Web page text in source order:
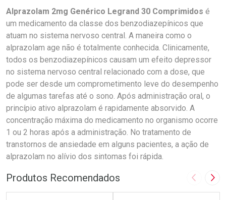
Alprazolam 2mg Genérico Legrand 30 Comprimidos é
um medicamento da classe dos benzodiazepínicos que
atuam no sistema nervoso central. A maneira como o
alprazolam age não é totalmente conhecida. Clinicamente,
todos os benzodiazepínicos causam um efeito depressor
no sistema nervoso central relacionado com a dose, que
pode ser desde um comprometimento leve do desempenho
de algumas tarefas até o sono. Após administração oral, o
princípio ativo alprazolam é rapidamente absorvido. A
concentração máxima do medicamento no organismo ocorre
1 ou 2 horas após a administração. No tratamento de
transtornos de ansiedade em alguns pacientes, a ação de
alprazolam no alívio dos sintomas foi rápida.
Produtos Recomendados Imagem